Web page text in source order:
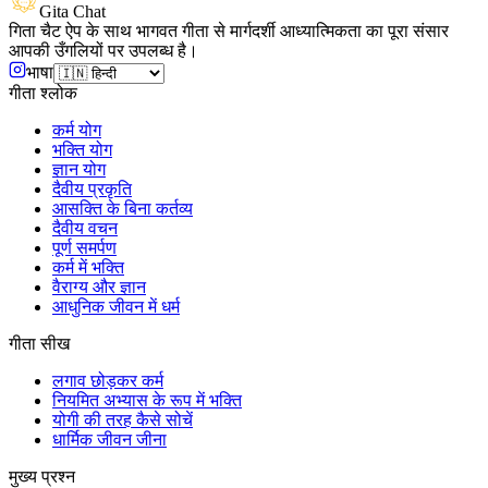
Gita Chat
गिता चैट ऐप के साथ भागवत गीता से मार्गदर्शी आध्यात्मिकता का पूरा संसार
आपकी उँगलियों पर उपलब्ध है।
भाषा
गीता श्लोक
कर्म योग
भक्ति योग
ज्ञान योग
दैवीय प्रकृति
आसक्ति के बिना कर्तव्य
दैवीय वचन
पूर्ण समर्पण
कर्म में भक्ति
वैराग्य और ज्ञान
आधुनिक जीवन में धर्म
गीता सीख
लगाव छोड़कर कर्म
नियमित अभ्यास के रूप में भक्ति
योगी की तरह कैसे सोचें
धार्मिक जीवन जीना
मुख्य प्रश्न